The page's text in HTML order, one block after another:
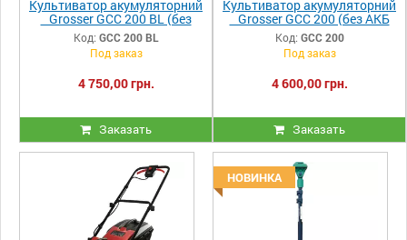
Культиватор акумуляторний
Grosser GCC 200 BL (без
АКБ та зарядки)
Код: GCC 200 BL
Под заказ
4 750,00 грн.
Заказать
Культиватор акумуляторний
Grosser GCC 200 (без АКБ
та зарядки)
Код: GCC 200
Под заказ
4 600,00 грн.
Заказать
НОВИНКА